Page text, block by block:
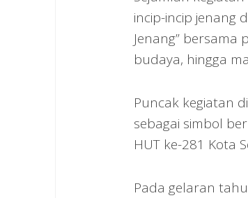
incip-incip jenang
Jenang” bersama
budaya, hingga
Puncak kegiatan
sebagai simbol
HUT ke-281 Kota
Pada gelaran